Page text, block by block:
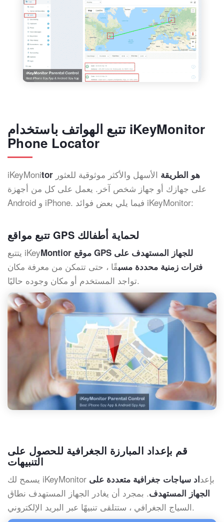
تتبع الهواتف باستخدام iKeyMonitor
Phone Locator
iKeyMoni tor هو الطريقة الأسهل والأكثر موثوقية للعثور
على جهازك أو جهاز شخص آخر. يعمل على كل من أجهزة
Android و iPhone. فيما يلي بعض فوائد iKeyMonitor:
تتبع مواقع GPS لحماية أطفالك
يتتبع iKeyMontior موقع GPS للجهاز المستهدف على
فترات زمنية محددة مسبقًا ، حتى تتمكن من معرفة مكان
تواجد المستخدم أو مكان وجوده حاليًا.
قم بإعداد المبارزة الجغرافية للحصول على
التنبيهات
يسمح لك iKeyMonitor بإعداد سياجات جغرافية متعددة على
الجهاز المستهدف. بمجرد أن يغادر الجهاز المستهدف نطاق
السياج الجغرافي ، ستتلقى تنبيهًا عبر البريد الإلكتروني.